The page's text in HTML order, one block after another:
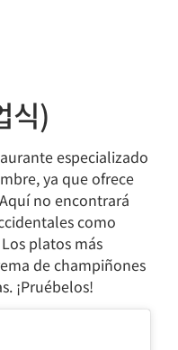
식)
especializado
ya que ofrece
no encontrará
como
platos más
de champiñones
¡Pruébelos!